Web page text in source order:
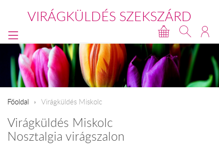
VIRÁGKÜLDÉS SZEKSZÁRD
Főoldal Virágküldés Miskolc
Virágküldés Miskolc
Nosztalgia virágszalon